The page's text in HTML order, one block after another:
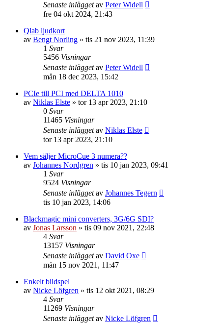
Senaste inläggetav Peter Widell
fre 04 okt 2024, 21:43
Qlab ljudkort
av Bengt Norling » tis 21 nov 2023, 11:39
1 Svar
5456 Visningar
Senaste inläggetav Peter Widell
mån 18 dec 2023, 15:42
PCIe till PCI med DELTA 1010
av Niklas Elste » tor 13 apr 2023, 21:10
0 Svar
11465 Visningar
Senaste inläggetav Niklas Elste
tor 13 apr 2023, 21:10
Vem säljer MicroCue 3 numera??
av Johannes Nordgren » tis 10 jan 2023, 09:41
1 Svar
9524 Visningar
Senaste inläggetav Johannes Tegern
tis 10 jan 2023, 14:06
Blackmagic mini converters, 3G/6G SDI?
av Jonas Larsson » tis 09 nov 2021, 22:48
4 Svar
13157 Visningar
Senaste inläggetav David Oxe
mån 15 nov 2021, 11:47
Enkelt bildspel
av Nicke Löfgren » tis 12 okt 2021, 08:29
4 Svar
11269 Visningar
Senaste inläggetav Nicke Löfgren